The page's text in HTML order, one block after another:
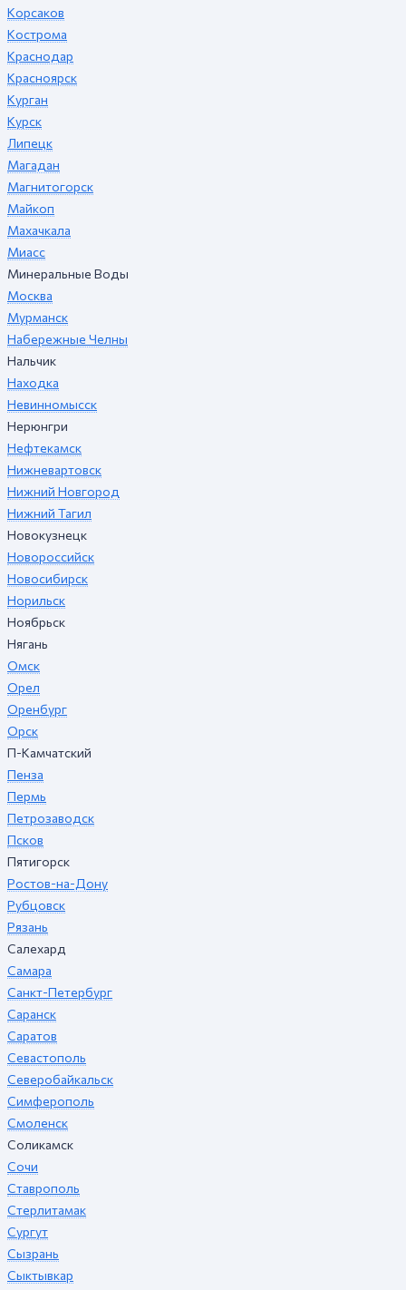
Корсаков
Кострома
Краснодар
Красноярск
Курган
Курск
Липецк
Магадан
Магнитогорск
Майкоп
Махачкала
Миасс
Минеральные Воды
Москва
Мурманск
Набережные Челны
Нальчик
Находка
Невинномысск
Нерюнгри
Нефтекамск
Нижневартовск
Нижний Новгород
Нижний Тагил
Новокузнецк
Новороссийск
Новосибирск
Норильск
Ноябрьск
Нягань
Омск
Орел
Оренбург
Орск
П-Камчатский
Пенза
Пермь
Петрозаводск
Псков
Пятигорск
Ростов-на-Дону
Рубцовск
Рязань
Салехард
Самара
Санкт-Петербург
Саранск
Саратов
Севастополь
Северобайкальск
Симферополь
Смоленск
Соликамск
Сочи
Ставрополь
Стерлитамак
Сургут
Сызрань
Сыктывкар